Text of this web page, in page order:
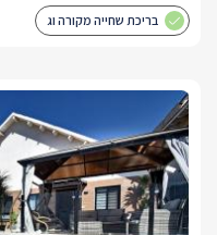
בריכת שחייה מקורה וג